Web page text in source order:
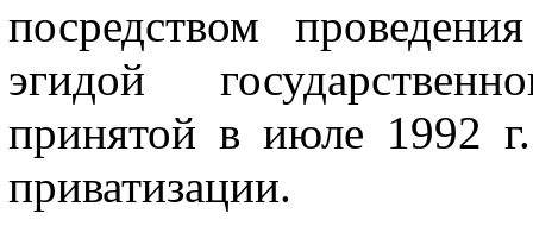
посредством
эгидой
принятой в июле 1992
приватизации.